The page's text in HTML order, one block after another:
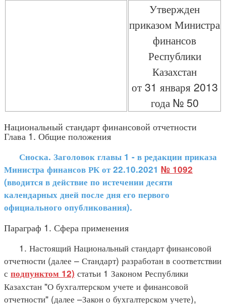
Утвержден
приказом Министра
финансов
Республики
Казахстан
от 31 января 2013
года № 50
Национальный стандарт финансовой отчетности
Глава 1. Общие положения
Сноска. Заголовок главы 1 - в редакции приказа
Министра финансов РК от 22.10.2021 № 1092
(вводится в действие по истечении десяти
календарных дней после дня его первого
официального опубликования).
Параграф 1. Сфера применения
1. Настоящий Национальный стандарт финансовой
отчетности (далее – Стандарт) разработан в соответствии
с подпунктом 12) статьи 1 Законом Республики
Казахстан "О бухгалтерском учете и финансовой
отчетности" (далее –Закон о бухгалтерском учете),